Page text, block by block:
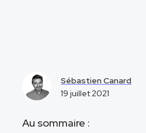
Sébastien Canard
19 juillet 2021
Au sommaire :